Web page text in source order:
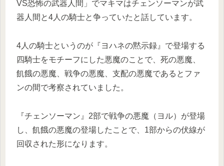
VS恐怖の武器人間」でマキマはチェンソーマンが武
器人間と4人の騎士と争っていたと話しています。
4人の騎士というのが『ヨハネの黙示録』で登場する
四騎士をモチーフにした悪魔のことで、死の悪魔、
飢餓の悪魔、戦争の悪魔、支配の悪魔であるとファ
ンの間で考察されていました。
『チェンソーマン』2部で戦争の悪魔（ヨル）が登場
し、飢餓の悪魔の登場したことで、1部からの伏線が
回収された形になります。